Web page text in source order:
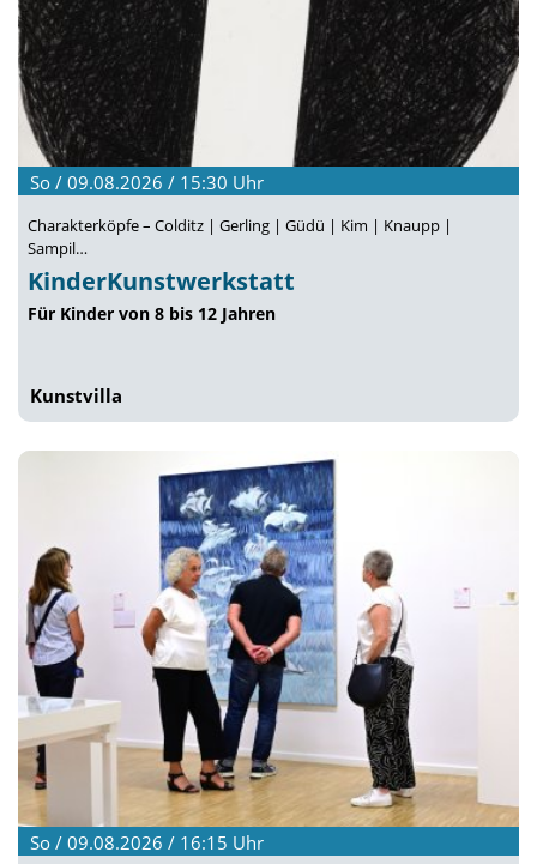
So / 09.08.2026 / 15:30 Uhr
Charakterköpfe – Colditz | Gerling | Güdü | Kim | Knaupp |
Sampil…
KinderKunstwerkstatt
Für Kinder von 8 bis 12 Jahren
Kunstvilla
So / 09.08.2026 / 16:15 Uhr